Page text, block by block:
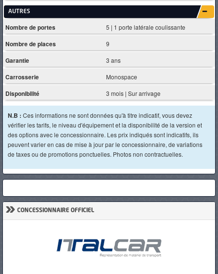
AUTRES
Nombre de portes 5 | 1 porte latérale coulissante
Nombre de places 9
Garantie 3 ans
Carrosserie Monospace
Disponibilité 3 mois | Sur arrivage
N.B : Ces informations ne sont données qu'à titre indicatif, vous devez
vérifier les tarifs, le niveau d'équipement et la disponibilité de la version et
des options avec le concessionnaire. Les prix indiqués sont indicatifs, ils
peuvent varier en cas de mise à jour par le concessionnaire, de variations
de taxes ou de promotions ponctuelles. Photos non contractuelles.
» CONCESSIONNAIRE OFFICIEL